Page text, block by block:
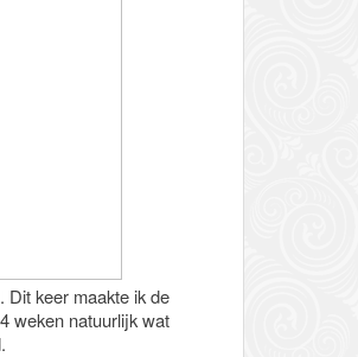
Dit keer maakte ik de
weken natuurlijk wat